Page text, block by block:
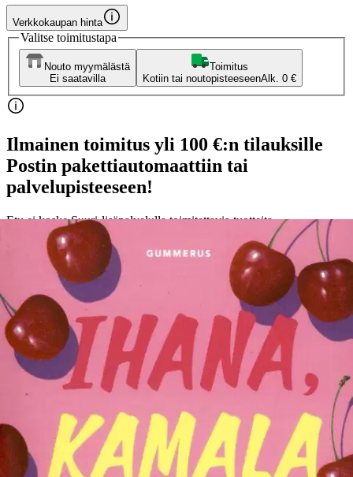
Verkkokaupan hinta
Valitse toimitustapa
Nouto myymälästä
Ei saatavilla
Toimitus
Kotiin tai noutopisteeseenAlk. 0 €
Ilmainen toimitus yli 100 €:n tilauksille
Postin pakettiautomaattiin tai
palvelupisteeseen!
Etu ei koske Suuri‑lisäpalvelulla toimitettavia tuotteita.
Tarkista myymäläsaatavuus
Ei saatavilla
Tuotekuvaus